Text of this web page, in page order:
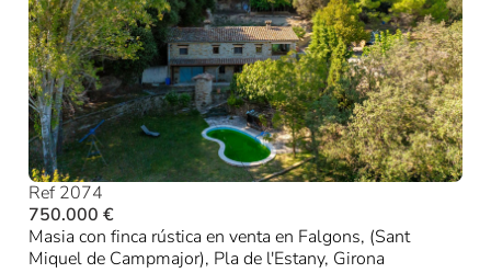
Ref 2074
750.000 €
Masia con finca rústica en venta en Falgons, (Sant
Miquel de Campmajor), Pla de l'Estany, Girona